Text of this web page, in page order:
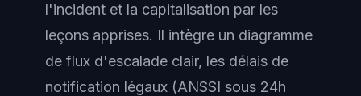
l'incident et la capitalisation par les
leçons apprises. Il intègre un diagramme
de flux d'escalade clair, les délais de
notification légaux (ANSSI sous 24h